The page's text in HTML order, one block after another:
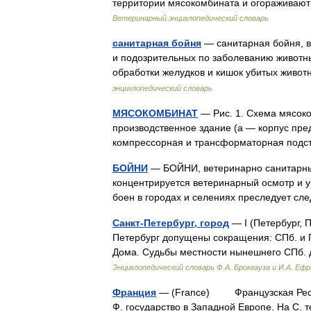
территории мясокомбината и
Ветеринарный энциклопедический словарь
санитарная бойня — санитарная бойня,
и подозрительных по заболеванию
обработки желудков и кишок убитых
энциклопедический словарь
МЯСОКОМБИНАТ — Рис. 1. Схема
производственное здание (а — корпус
компрессорная и трансформаторная
БОЙНИ — БОЙНИ, ветеринарно
концентрируется ветеринарный осмотр и
боен в городах и селениях преследует
Санкт-Петербург, город — I (Петербург,
Петербург допущены сокращения: СПб. и
Дома. Судьбы местности нынешнего
Энциклопедический словарь Ф.А. Брокгауза и И.А.
Франция — (France) Французская
Ф. государство в Западной Европе. На